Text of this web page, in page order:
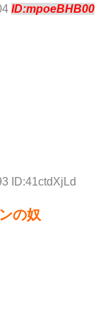
ID:mpoeBHB00
ID:41ctdXjLd
の奴